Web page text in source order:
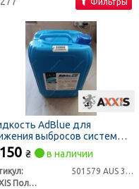
Фильтры
AdBlue для
выбросов систем
(мочевина) 20л (AXXIS)
₴ в наличии
501579 AUS 32 AX
AXXIS Польша